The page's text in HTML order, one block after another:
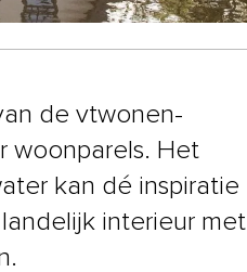
de vtwonen-
woonparels. Het
kan dé inspiratie
interieur met